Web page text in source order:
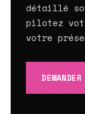
détaillé
pilotez
votre